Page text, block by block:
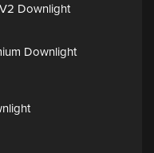
Downlight
Downlight